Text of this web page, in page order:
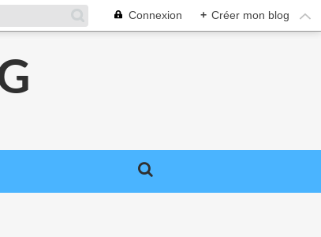
Connexion + Créer mon blog